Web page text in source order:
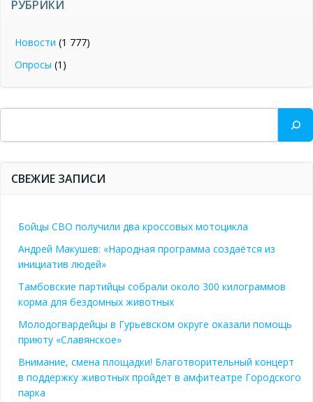
РУБРИКИ
Новости (1 777)
Опросы (1)
Поиск
СВЕЖИЕ ЗАПИСИ
Бойцы СВО получили два кроссовых мотоцикла
Андрей Макушев: «Народная программа создаётся из
инициатив людей»
Тамбовские партийцы собрали около 300 килограммов
корма для бездомных животных
Молодогвардейцы в Гурьевском округе оказали помощь
приюту «Славянское»
Внимание, смена площадки! Благотворительный концерт
в поддержку животных пройдет в амфитеатре Городского
парка